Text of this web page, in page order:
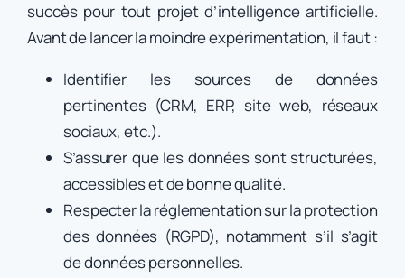
succès pour tout projet d’intelligence artificielle.
Avant de lancer la moindre expérimentation, il faut :
Identifier les sources de données
pertinentes (CRM, ERP, site web, réseaux
sociaux, etc.).
S’assurer que les données sont structurées,
accessibles et de bonne qualité.
Respecter la réglementation sur la protection
des données (RGPD), notamment s’il s’agit
de données personnelles.